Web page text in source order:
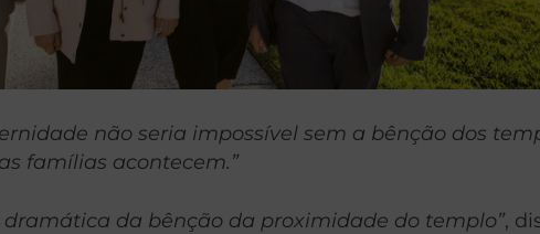
não seria impossível sem a bênção dos
famílias acontecem.”
da bênção da proximidade do templo”,